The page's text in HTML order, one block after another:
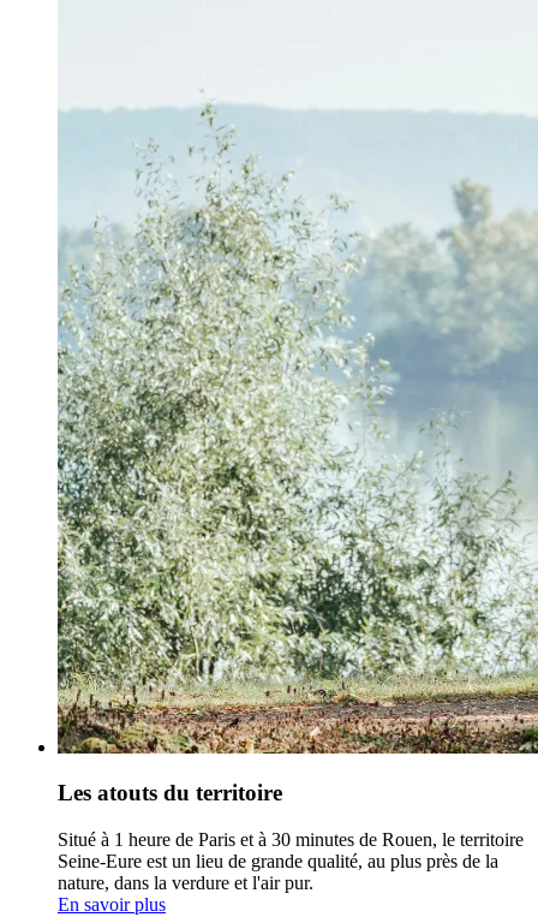
Les atouts du territoire
Situé à 1 heure de Paris et à 30 minutes de Rouen, le territoire
Seine-Eure est un lieu de grande qualité, au plus près de la
nature, dans la verdure et l'air pur.
En savoir plus